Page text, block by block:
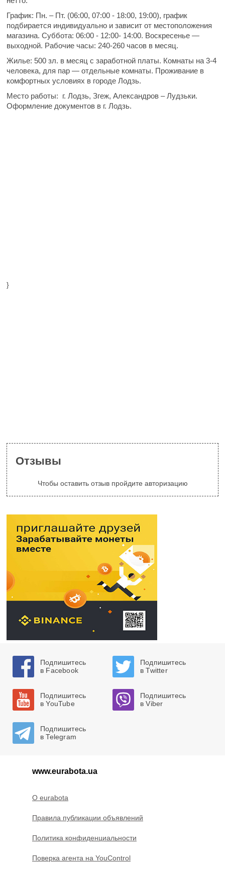
График: Пн. – Пт. (06:00, 07:00 - 18:00, 19:00), график
подбирается индивидуально и зависит от местоположения
магазина. Суббота: 06:00 - 12:00- 14:00. Воскресенье —
выходной. Рабочие часы: 240-260 часов в месяц.
Жилье: 500 зл. в месяц с заработной платы. Комнаты на 3-4
человека, для пар — отдельные комнаты. Проживание в
комфортных условиях в городе Лодзь.
Место работы: г. Лодзь, Згеж, Александров – Лудзьки.
Оформление документов в г. Лодзь.
}
Отзывы
Чтобы оставить отзыв пройдите авторизацию
Подпишитесь
в Facebook
Подпишитесь
в Twitter
Подпишитесь
в YouTube
Подпишитесь
в Viber
Подпишитесь
в Telegram
www.eurabota.ua
O eurabota
Правила публикации объявлений
Политика конфиденциальности
Поверка агента на YouControl